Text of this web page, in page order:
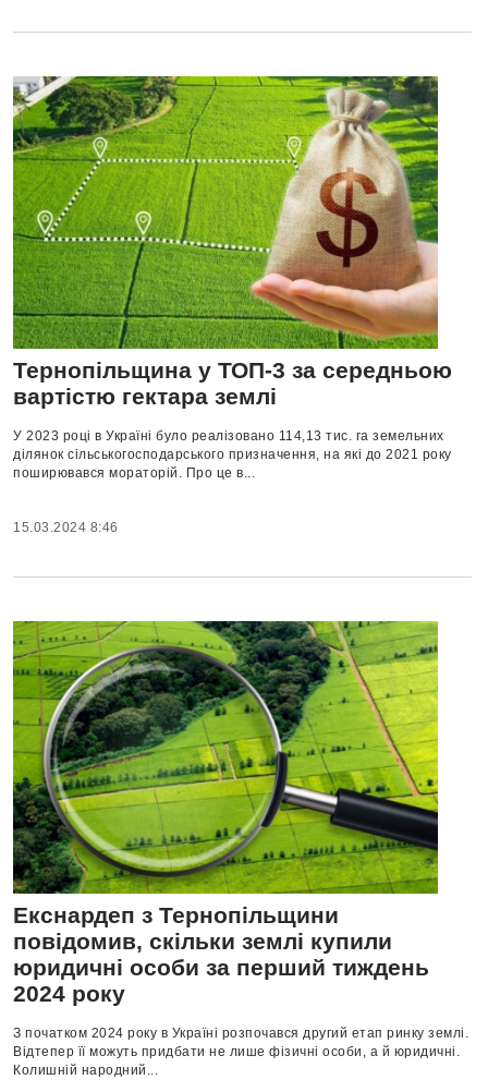
Тернопільщина у ТОП-3 за середньою
вартістю гектара землі
У 2023 році в Україні було реалізовано 114,13 тис. га земельних
ділянок сільськогосподарського призначення, на які до 2021 року
поширювався мораторій. Про це в...
15.03.2024 8:46
Екснардеп з Тернопільщини
повідомив, скільки землі купили
юридичні особи за перший тиждень
2024 року
З початком 2024 року в Україні розпочався другий етап ринку землі.
Відтепер її можуть придбати не лише фізичні особи, а й юридичні.
Колишній народний...